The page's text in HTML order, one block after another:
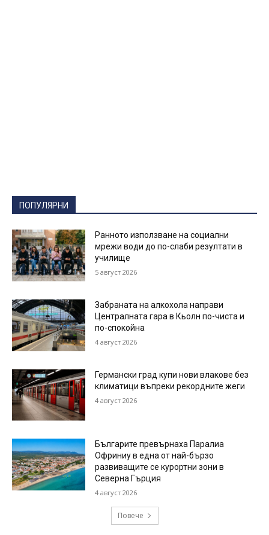
ПОПУЛЯРНИ
Ранното използване на социални
мрежи води до по-слаби резултати в
училище
5 август 2026
Забраната на алкохола направи
Централната гара в Кьолн по-чиста и
по-спокойна
4 август 2026
Германски град купи нови влакове без
климатици въпреки рекордните жеги
4 август 2026
Българите превърнаха Паралиа
Офриниу в една от най-бързо
развиващите се курортни зони в
Северна Гърция
4 август 2026
Повече